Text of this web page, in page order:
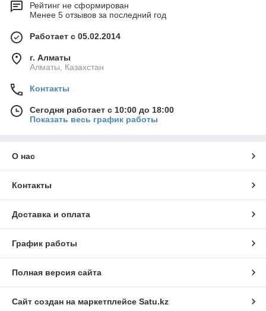
Рейтинг не сформирован
Менее 5 отзывов за последний год
Работает с 05.02.2014
г. Алматы
Алматы, Казахстан
Контакты
Сегодня работает с 10:00 до 18:00
Показать весь график работы
О нас
Контакты
Доставка и оплата
График работы
Полная версия сайта
Сайт создан на маркетплейсе Satu.kz